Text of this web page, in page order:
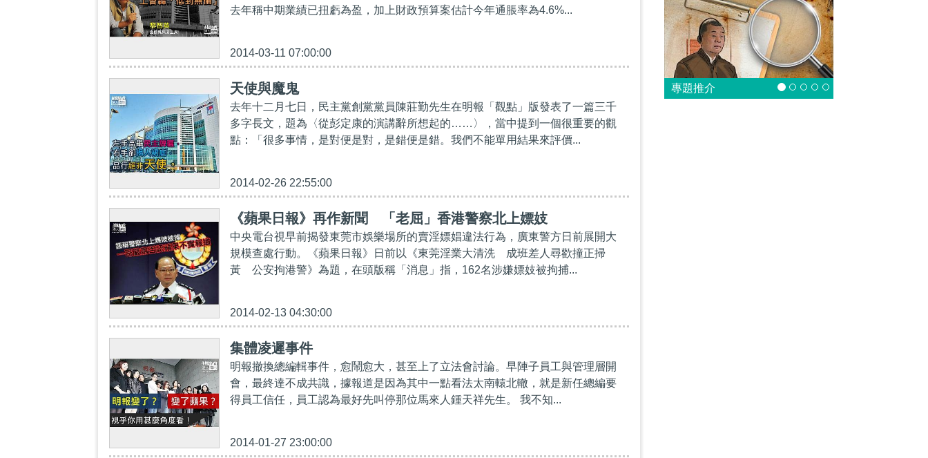
去年稱中期業績已扭虧為盈，加上財政預算案估計今年通脹率為4.6%...
2014-03-11 07:00:00
天使與魔鬼
去年十二月七日，民主黨創黨黨員陳莊勤先生在明報「觀點」版發表了一篇三千
多字長文，題為〈從彭定康的演講辭所想起的……〉，當中提到一個很重要的觀
點：「很多事情，是對便是對，是錯便是錯。我們不能單用結果來評價...
2014-02-26 22:55:00
《蘋果日報》再作新聞 「老屈」香港警察北上嫖妓
中央電台視早前揭發東莞市娛樂場所的賣淫嫖娼違法行為，廣東警方日前展開大
規模查處行動。《蘋果日報》日前以《東莞淫業大清洗 成班差人尋歡撞正掃
黃 公安拘港警》為題，在頭版稱「消息」指，162名涉嫌嫖妓被拘捕...
2014-02-13 04:30:00
集體凌遲事件
明報撤換總編輯事件，愈鬧愈大，甚至上了立法會討論。早陣子員工與管理層開
會，最終達不成共識，據報道是因為其中一點看法太南轅北轍，就是新任總編要
得員工信任，員工認為最好先叫停那位馬來人鍾天祥先生。 我不知...
2014-01-27 23:00:00
專題推介